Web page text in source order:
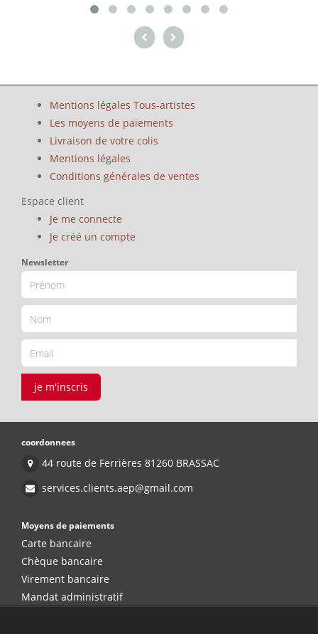
Mentions légales Tous-artistes
Les moyens de paiements
Livraison de votre colis
Mentions légales
Conditions générales de ventes
Espace client
Je me connecte
Je créé un compte
Newsletter
je m'inscris
coordonnees
44 route de Ferrières 81260 BRASSAC
services.clients.aep@gmail.com
Moyens de paiements
Carte bancaire
Chèque bancaire
Virement bancaire
Mandat administratif